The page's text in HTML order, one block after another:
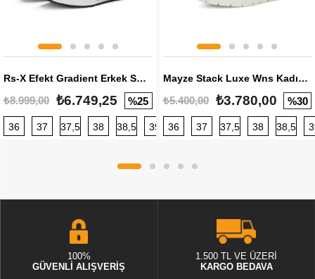
Rs-X Efekt Gradient Erkek Sneaker
₺8.999,00 ₺6.749,25 %25
36 37 37,5 38 38,5 39 40 40,5 41 42 42,5
Mayze Stack Luxe Wns Kadın Sneaker
₺5.400,00 ₺3.780,00 %30
36 37 37,5 38 38,5
100%
GÜVENLİ ALIŞVERİŞ
1.500 TL VE ÜZERİ
KARGO BEDAVA